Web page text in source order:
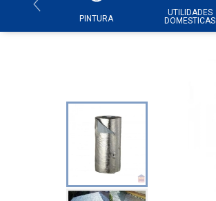
PINTURA
UTILIDADES
DOMESTICAS